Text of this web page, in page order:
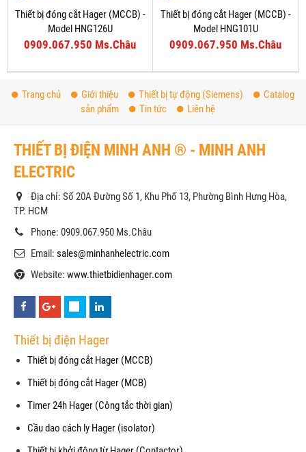
Thiết bị đóng cắt Hager (MCCB) -
Model HNG126U
0909.067.950 Ms.Châu
Thiết bị đóng cắt Hager (MCCB) -
Model HNG101U
0909.067.950 Ms.Châu
Trang chủ Giới thiệu Thiết bị tự động (Siemens)
Catalog
sản phẩm
Tin tức Liên hệ
THIẾT BỊ ĐIỆN MINH ANH ® - MINH ANH
ELECTRIC
Địa chỉ: Số 20A Đường Số 1, Khu Phố 13, Phường Bình Hưng Hòa,
TP. HCM
Phone: 0909.067.950 Ms.Châu
Email: sales@minhanhelectric.com
Website: www.thietbidienhager.com
Thiết bị điện Hager
Thiết bị đóng cắt Hager (MCCB)
Thiết bị đóng cắt Hager (MCB)
Timer 24h Hager (Công tắc thời gian)
Cầu dao cách ly Hager (isolator)